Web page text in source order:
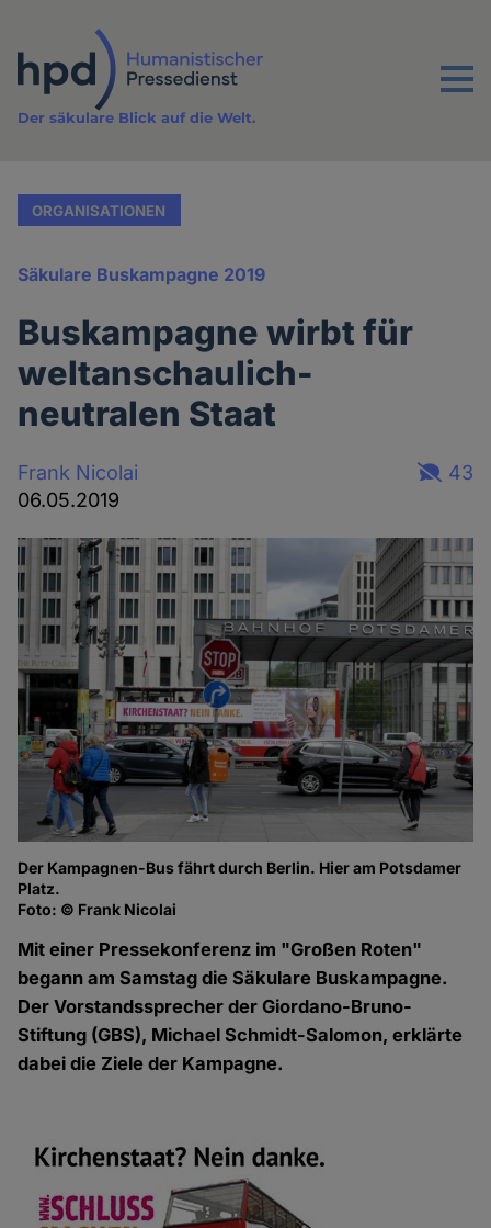
Inhalt
Menu
Der säkulare Blick auf die Welt.
ORGANISATIONEN
Säkulare Buskampagne 2019
Buskampagne wirbt für
weltanschaulich-
neutralen Staat
Frank Nicolai
06.05.2019
43
Der Kampagnen-Bus fährt durch Berlin. Hier am Potsdamer
Platz.
Foto: © Frank Nicolai
Mit einer Pressekonferenz im "Großen Roten"
begann am Samstag die Säkulare Buskampagne.
Der Vorstandssprecher der Giordano-Bruno-
Stiftung (GBS), Michael Schmidt-Salomon, erklärte
dabei die Ziele der Kampagne.